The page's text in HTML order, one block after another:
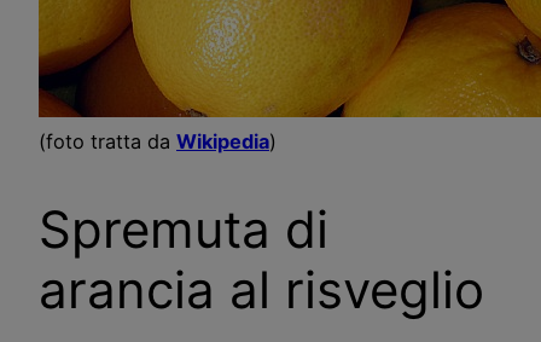
(foto tratta da Wikipedia)
Spremuta di
arancia al risveglio